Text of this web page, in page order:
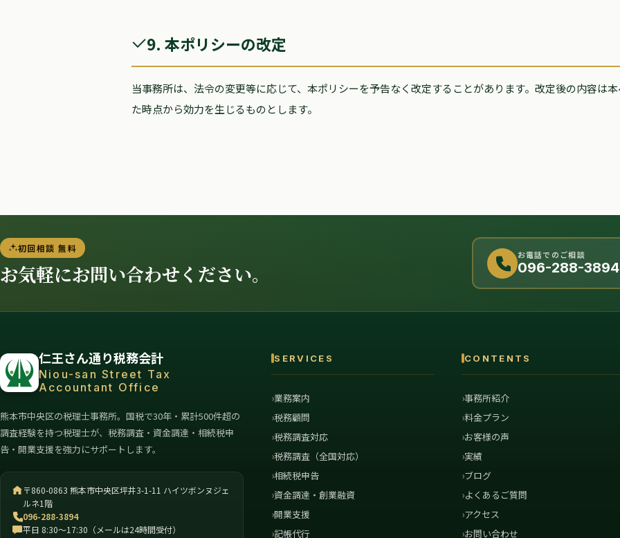
9. 本ポリシーの改定
当事務所は、法令の変更等に応じて、本ポリシーを予告なく改定することがあります。改定後の内容は
た時点から効力を生じるものとします。
初回相談 無料
お気軽にお問い合わせください。
お電話でのご相談
096-288-3894
仁王さん通り税務会計
Niou-san Street Tax
Accountant Office
熊本市中央区の税理士事務所。国税で30年・累計500件超の
調査経験を持つ税理士が、税務調査・資金調達・相続税申
告・開業支援を強力にサポートします。
〒860-0863 熊本市中央区坪井3-1-11 ハイツボンヌジェ
ルネ1階
096-288-3894
平日 8:30〜17:30（メールは24時間受付）
SERVICES
業務案内
税務顧問
税務調査対応
税務調査（全国対応）
相続税申告
資金調達・創業融資
開業支援
記帳代行
CONTENTS
事務所紹介
料金プラン
お客様の声
実績
ブログ
よくあるご質問
アクセス
お問い合わせ